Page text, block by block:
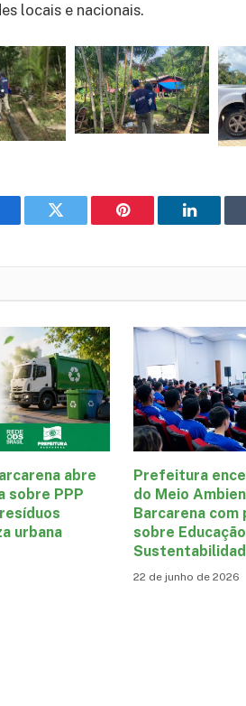
locais e nacionais.
Twitter Pinterest
abre
sobre PPP
urbana
Prefeitura
do Meio
Barcarena com
sobre
22 de junho de 2026